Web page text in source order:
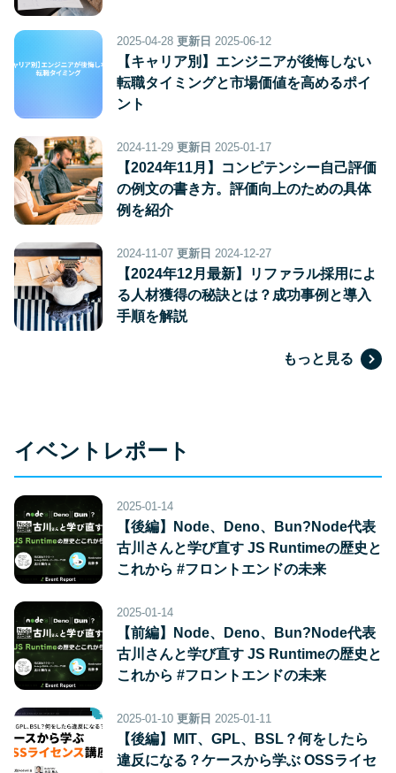
2025-04-28 更新日 2025-06-12
【キャリア別】エンジニアが後悔しない
転職タイミングと市場価値を高めるポイ
ント
2024-11-29 更新日 2025-01-17
【2024年11月】コンピテンシー自己評価
の例文の書き方。評価向上のための具体
例を紹介
2024-11-07 更新日 2024-12-27
【2024年12月最新】リファラル採用によ
る人材獲得の秘訣とは？成功事例と導入
手順を解説
もっと見る
イベントレポート
2025-01-14
【後編】Node、Deno、Bun?Node代表
古川さんと学び直す JS Runtimeの歴史と
これから #フロントエンドの未来
2025-01-14
【前編】Node、Deno、Bun?Node代表
古川さんと学び直す JS Runtimeの歴史と
これから #フロントエンドの未来
2025-01-10 更新日 2025-01-11
【後編】MIT、GPL、BSL？何をしたら
違反になる？ケースから学ぶ OSSライセ